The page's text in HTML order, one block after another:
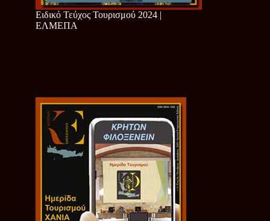
Ειδικό Τεύχος Τουρισμού 2024 |
ΕΛΜΕΠΑ